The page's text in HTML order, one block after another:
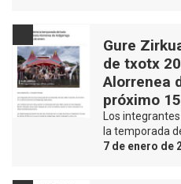
Gure
de txotx
Alorrenea
próximo
Los
la temporada
7 de enero de